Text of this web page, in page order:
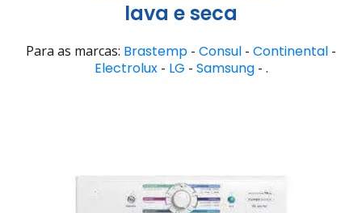
lava e seca
Para as marcas: Brastemp - Consul - Continental -
Electrolux- LG - Samsung- .